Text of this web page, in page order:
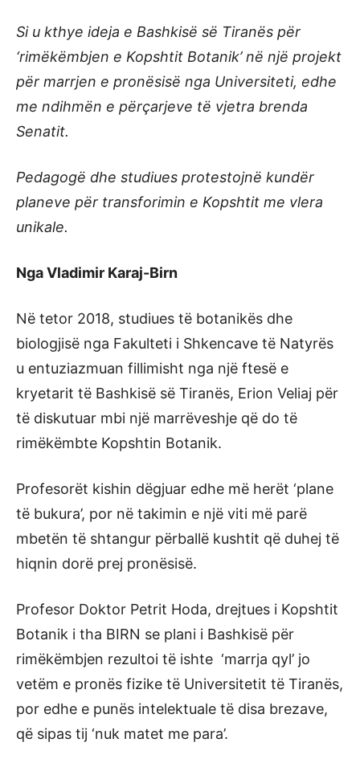
Si u kthye ideja e Bashkisë së Tiranës për
‘rimëkëmbjen e Kopshtit Botanik’ në një projekt
për marrjen e pronësisë nga Universiteti, edhe
me ndihmën e përçarjeve të vjetra brenda
Senatit.
Pedagogë dhe studiues protestojnë kundër
planeve për transforimin e Kopshtit me vlera
unikale.
Nga Vladimir Karaj-Birn
Në tetor 2018, studiues të botanikës dhe
biologjisë nga Fakulteti i Shkencave të Natyrës
u entuziazmuan fillimisht nga një ftesë e
kryetarit të Bashkisë së Tiranës, Erion Veliaj për
të diskutuar mbi një marrëveshje që do të
rimëkëmbte Kopshtin Botanik.
Profesorët kishin dëgjuar edhe më herët ‘plane
të bukura’, por në takimin e një viti më parë
mbetën të shtangur përballë kushtit që duhej të
hiqnin dorë prej pronësisë.
Profesor Doktor Petrit Hoda, drejtues i Kopshtit
Botanik i tha BIRN se plani i Bashkisë për
rimëkëmbjen rezultoi të ishte ‘marrja qyl’ jo
vetëm e pronës fizike të Universitetit të Tiranës,
por edhe e punës intelektuale të disa brezave,
që sipas tij ‘nuk matet me para’.